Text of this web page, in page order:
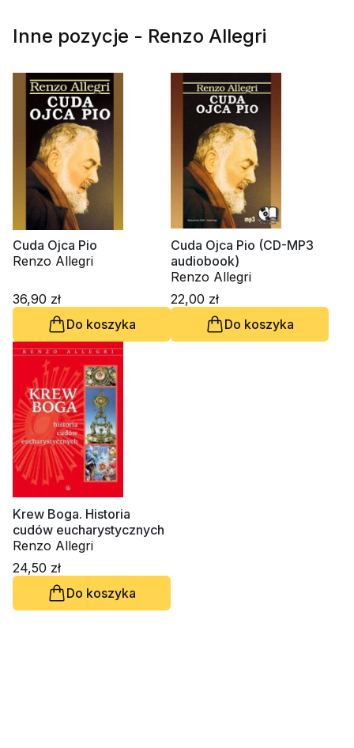
Inne pozycje - Renzo Allegri
Cuda Ojca Pio
Renzo Allegri
36,90 zł
Do koszyka
Cuda Ojca Pio (CD-MP3
audiobook)
Renzo Allegri
22,00 zł
Do koszyka
Krew Boga. Historia
cudów eucharystycznych
Renzo Allegri
24,50 zł
Do koszyka